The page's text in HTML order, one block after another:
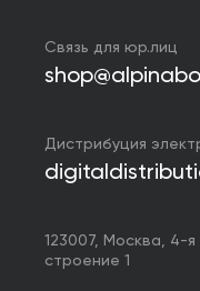
Связь для юр.лиц
Дистрибуция
123007, Москва, 4-я
строение 1